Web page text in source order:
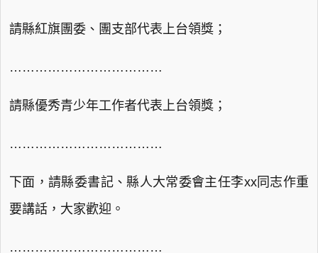
請縣紅旗團委、團支部代表上台領獎；
………………………………
請縣優秀青少年工作者代表上台領獎；
………………………………
下面，請縣委書記、縣人大常委會主任李xx同志作重
要講話，大家歡迎。
………………………………